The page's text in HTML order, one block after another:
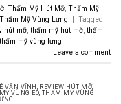
, Thẩm Mỹ Hút Mỡ, Thẩm Mỹ
Thẩm Mỹ Vùng Lưng | Tagged
hút mỡ, thẩm mỹ hút mỡ, thẩm
thẩm mỹ vùng lưng
Leave a comment
VĂN VĨNH , REVIEW HÚT MỠ,
VÙNG EO, THẨM MỸ VÙNG